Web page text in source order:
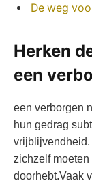
De weg
Herken
een
een verborgen
hun gedrag
vrijblijvendheid.
zichzelf
doorhebt.Vaak